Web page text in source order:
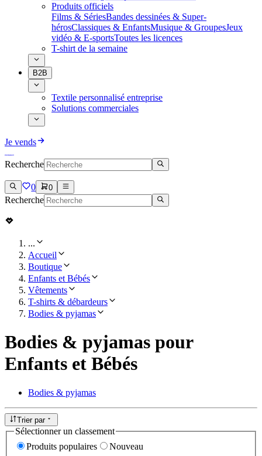
Produits officiels
Films & SériesBandes dessinées & Super-
hérosClassiques & EnfantsMusique & GroupesJeux
vidéo & E-sportsToutes les licences
T-shirt de la semaine
B2B
Textile personnalisé entreprise
Solutions commerciales
Je vends
Recherche
0 0
Recherche
...
Accueil
Boutique
Enfants et Bébés
Vêtements
T-shirts & débardeurs
Bodies & pyjamas
Bodies & pyjamas pour
Enfants et Bébés
Bodies & pyjamas
Trier par
Sélectionner un classement
Produits populaires
Nouveau